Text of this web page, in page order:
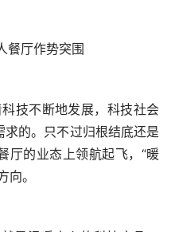
餐厅作势突围
的。只不过归根结底还是
厅的业态上领航起飞，“暖
。